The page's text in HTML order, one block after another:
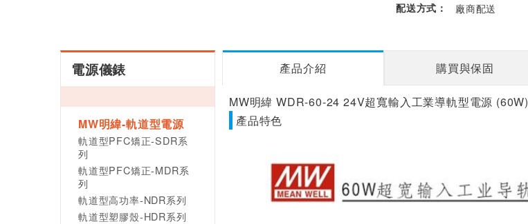
配送方式： 廠商配送
電源儀錶
MW明緯-軌道型電源
軌道型PFC矯正-SDR系
列
軌道型PFC矯正-MDR系
列
軌道型高功率-NDR系列
軌道型塑膠殼-HDR系列
產品介紹 購買與保固
MW明緯 WDR-60-24 24V超寬輸入工業導軌型電源 (60W)
產品特色